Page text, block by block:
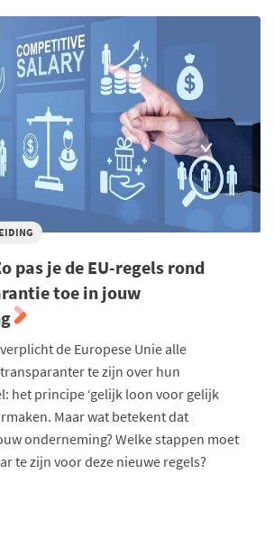
pas je de EU-regels rond
toe in jouw
de Europese Unie alle
te zijn over hun
het principe ‘gelijk loon voor gelijk
Maar wat betekent dat
onderneming? Welke stappen moet
te zijn voor deze nieuwe regels?